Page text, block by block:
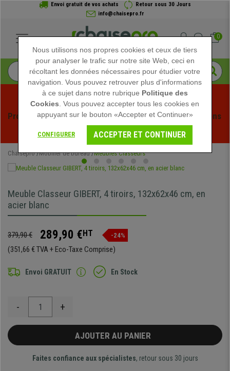
Envoi gratuit de vos achats
Retour sous 30 Jours
info@chaisepro.fr
0
Profitez des soldes d'été chez Chaisepro ! Des réductions
exclusives pour une durée limitée - Voir l'offre
Chaisepro Mobilier de bureau Meubles Classeurs
Meuble Classeur GIBERT, 4 tiroirs, 132x62x46 cm, en
acier blanc
379,90 € 289,90 €HT -24%
(351,66 € TVA + Eco-Taxe Comprise)
Envoi GRATUIT En Stock
- +
AJOUTER AU PANIER
Faites confiance aux spécialistes, retour sous 30 jours
Nous utilisons nos propres cookies et ceux de tiers
pour analyser le trafic sur notre site Web, ceci en
récoltant les données nécessaires pour étudier votre
navigation. Vous pouvez retrouver plus d'informations
à ce sujet dans notre rubrique Politique des
Cookies . Vous pouvez accepter tous les cookies en
appuyant sur le bouton «Accepter et Continuer»
CONFIGURER ACCEPTER ET CONTINUER